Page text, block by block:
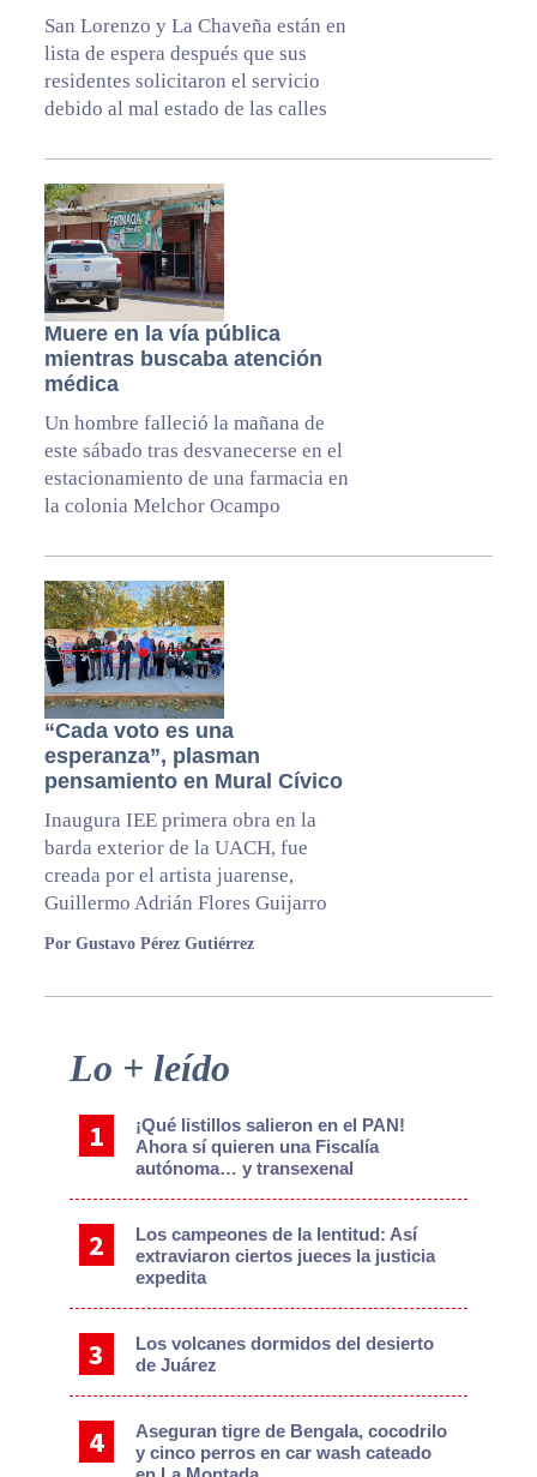
San Lorenzo y La Chaveña están en
lista de espera después que sus
residentes solicitaron el servicio
debido al mal estado de las calles
Muere en la vía pública
mientras buscaba atención
médica
Un hombre falleció la mañana de
este sábado tras desvanecerse en el
estacionamiento de una farmacia en
la colonia Melchor Ocampo
“Cada voto es una
esperanza”, plasman
pensamiento en Mural Cívico
Inaugura IEE primera obra en la
barda exterior de la UACH, fue
creada por el artista juarense,
Guillermo Adrián Flores Guijarro
Por Gustavo Pérez Gutiérrez
Primary
Sidebar
Lo + leído
¡Qué listillos salieron en el PAN!
Ahora sí quieren una Fiscalía
autónoma… y transexenal
Los campeones de la lentitud: Así
extraviaron ciertos jueces la justicia
expedita
Los volcanes dormidos del desierto
de Juárez
Aseguran tigre de Bengala, cocodrilo
y cinco perros en car wash cateado